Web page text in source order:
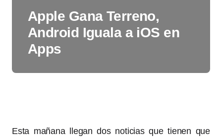
Apple Gana Terreno,
Android Iguala a iOS en
Apps
Esta mañana llegan dos noticias que tienen que